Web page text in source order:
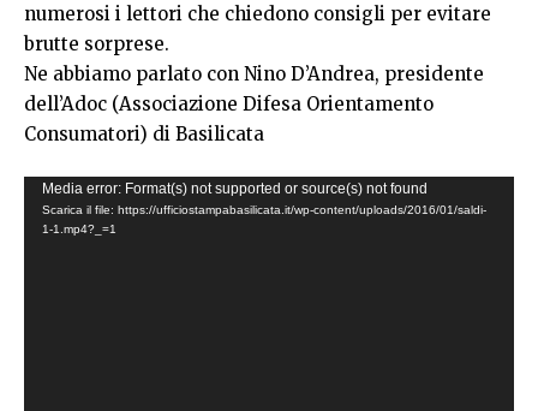
numerosi i lettori che chiedono consigli per evitare
brutte sorprese.
Ne abbiamo parlato con Nino D’Andrea, presidente
dell’Adoc (Associazione Difesa Orientamento
Consumatori) di Basilicata
Video
Player
Media error: Format(s) not supported or source(s) not found
Scarica il file: https://ufficiostampabasilicata.it/wp-content/uploads/2016/01/saldi-
1-1.mp4?_=1